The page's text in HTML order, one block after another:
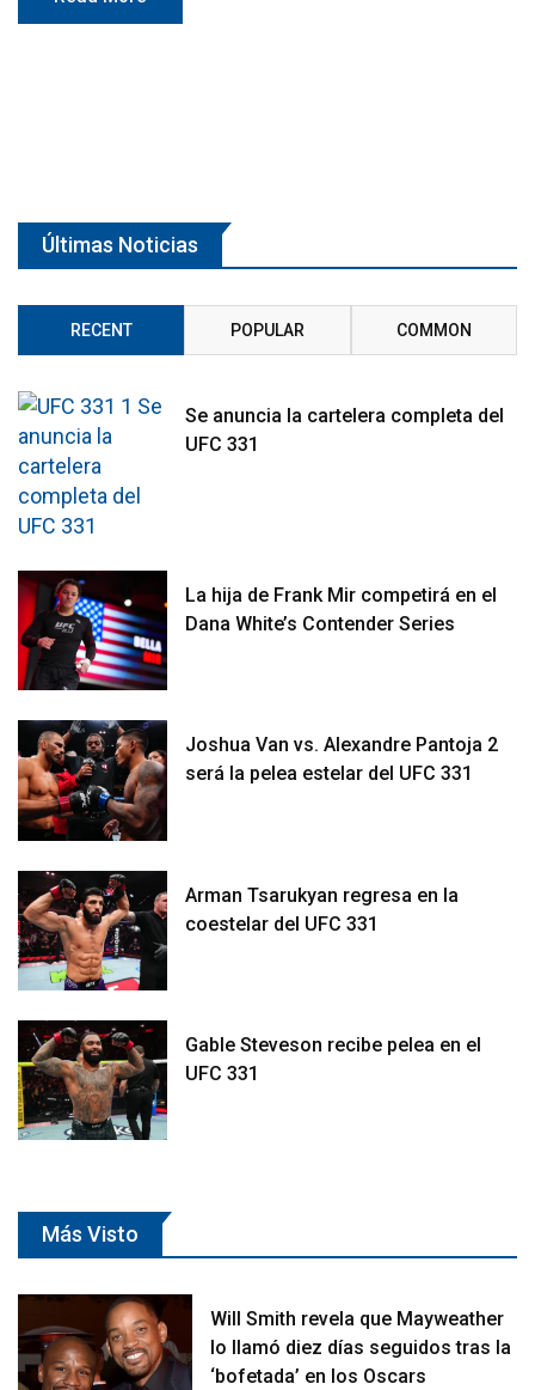
Últimas Noticias
RECENT POPULAR COMMON
Se anuncia la cartelera completa del
UFC 331
La hija de Frank Mir competirá en el
Dana White’s Contender Series
Joshua Van vs. Alexandre Pantoja 2
será la pelea estelar del UFC 331
Arman Tsarukyan regresa en la
coestelar del UFC 331
Gable Steveson recibe pelea en el
UFC 331
Más Visto
Will Smith revela que Mayweather
lo llamó diez días seguidos tras la
‘bofetada’ en los Oscars